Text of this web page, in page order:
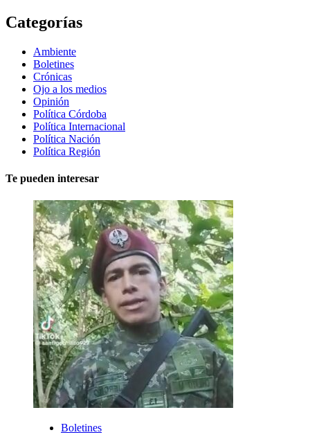
Categorías
Ambiente
Boletines
Crónicas
Ojo a los medios
Opinión
Política Córdoba
Política Internacional
Política Nación
Política Región
Te pueden interesar
Boletines